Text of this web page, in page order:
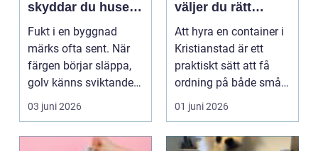
skyddar du huset
från dolda skador
Fukt i en byggnad
märks ofta sent. När
färgen börjar släppa,
golv känns sviktande
eller en unken luk...
03 juni 2026
väljer du rätt
lösning för ditt
avfall
Att hyra en container i
Kristianstad är ett
praktiskt sätt att få
ordning på både små
och stora mäng...
01 juni 2026